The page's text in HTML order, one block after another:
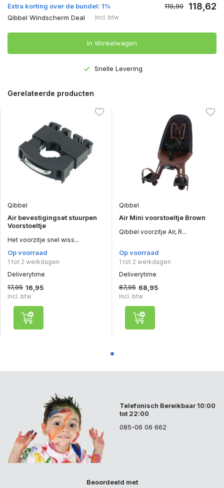
Extra korting over de bundel: 1% 119,90 118,62
Qibbel Windscherm Deal Incl. btw
In Winkelwagen
Snelle Levering
Gerelateerde producten
Qibbel
Air bevestigingset stuurpen
Voorstoeltje
Het voorzitje snel wiss...
Op voorraad
1 tot 2 werkdagen
Deliverytime
17,95 16,95
Incl. btw
Qibbel
Air Mini voorstoeltje Brown
Qibbel voorzitje Air, R...
Op voorraad
1 tot 2 werkdagen
Deliverytime
87,95 68,95
Incl. btw
Telefonisch Bereikbaar 10:00
tot 22:00
085-06 06 662
Beoordeeld met